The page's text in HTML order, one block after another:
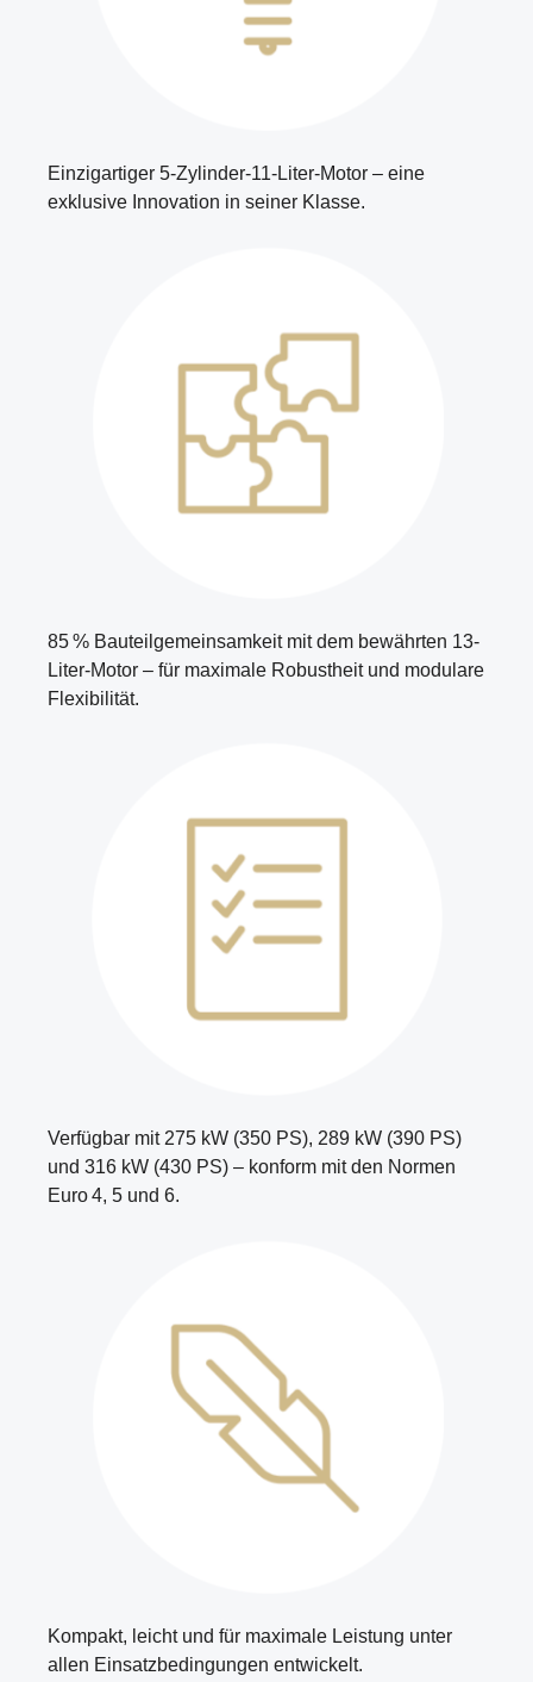
Einzigartiger 5-Zylinder-11-Liter-Motor – eine
exklusive Innovation in seiner Klasse.
85 % Bauteilgemeinsamkeit mit dem bewährten 13-
Liter-Motor – für maximale Robustheit und modulare
Flexibilität.
Verfügbar mit 275 kW (350 PS), 289 kW (390 PS)
und 316 kW (430 PS) – konform mit den Normen
Euro 4, 5 und 6.
Kompakt, leicht und für maximale Leistung unter
allen Einsatzbedingungen entwickelt.